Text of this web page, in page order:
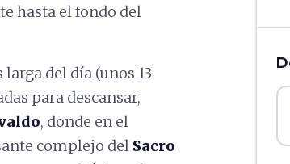
hasta el fondo del
del día (unos 13
para descansar,
, donde en el
complejo del Sacro